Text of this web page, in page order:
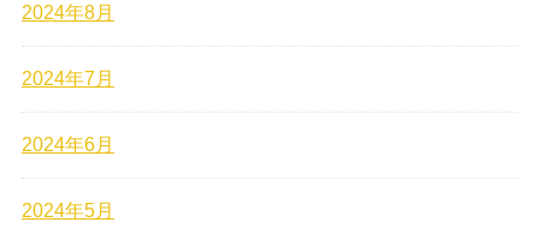
2024年8月
2024年7月
2024年6月
2024年5月